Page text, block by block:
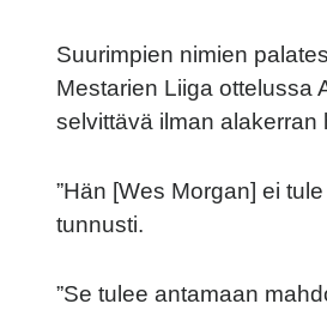
Suurimpien nimien
Mestarien Liiga ottelussa
selvittävä ilman
”Hän [Wes Morgan] ei
tunnusti.
”Se tulee antamaan